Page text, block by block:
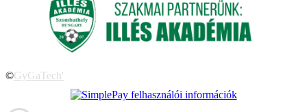
©GyGaTech'